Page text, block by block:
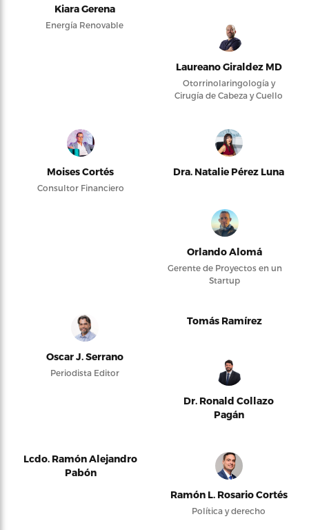
Kiara Gerena
Energía Renovable
Laureano Giraldez MD
Otorrinolaringología y
Cirugía de Cabeza y Cuello
Moises Cortés
Consultor Financiero
Dra. Natalie Pérez Luna
Orlando Alomá
Gerente de Proyectos en un
Startup
Oscar J. Serrano
Periodista Editor
Tomás Ramírez
Dr. Ronald Collazo
Pagán
Lcdo. Ramón Alejandro
Pabón
Ramón L. Rosario Cortés
Política y derecho